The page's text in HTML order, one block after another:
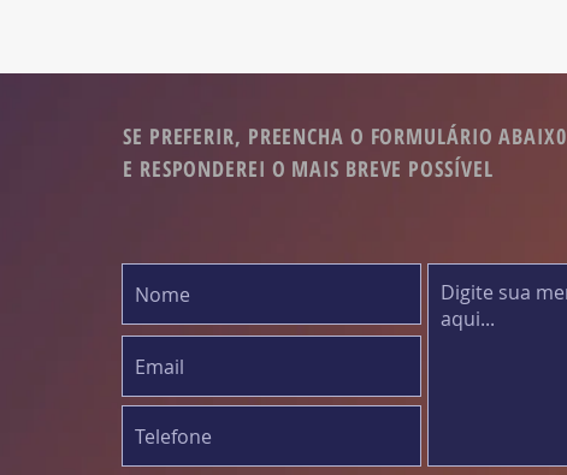
SE PREFERIR, PREENCHA O FORMULÁRIO ABAIX0
E RESPONDEREI O MAIS BREVE POSSÍVEL